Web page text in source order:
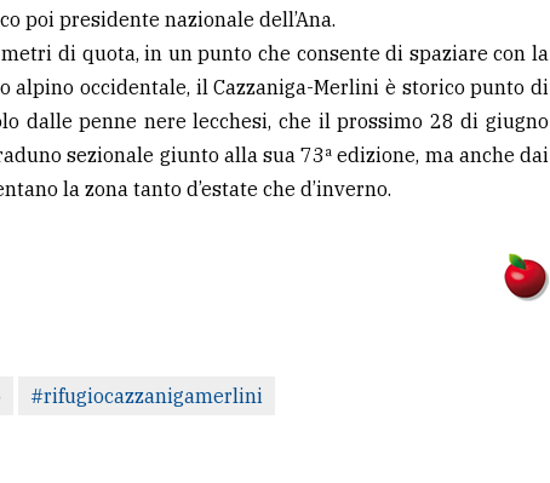
poi presidente nazionale dell’Ana.
di quota, in un punto che consente di spaziare con la
alpino occidentale, il Cazzaniga-Merlini è storico punto di
dalle penne nere lecchesi, che il prossimo 28 di giugno
sezionale giunto alla sua 73ª edizione, ma anche dai
la zona tanto d’estate che d’inverno.
#rifugiocazzanigamerlini